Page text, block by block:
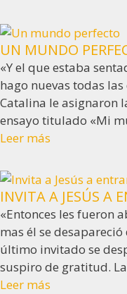
UN MUNDO
«Y el que estaba
hago nuevas todas
Catalina le asignaron
ensayo titulado «Mi
Leer más
INVITA A JESÚS A
«Entonces les fueron
mas él se
último invitado se
suspiro de gratitud. La
Leer más